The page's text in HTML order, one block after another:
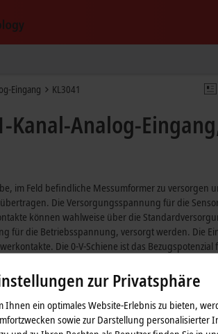
Eingang KL3041
Kanal-Analog-
im Feld befindliche Messumformer zu versorgen
Die Versorgungsspannung für die
können wahlweise über die
für die Betriebsspannung, versorgt werden. Die
Die 0-V-Schiene ist das Bezugspotenzial
die Error-LEDs Überlastung und Drahtbruch an.
zur Privatsphäre
Ihnen ein optimales Website-Erlebnis zu bieten,
sowie zur Darstellung